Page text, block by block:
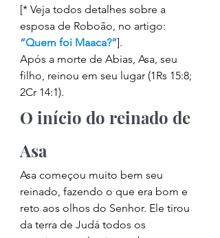
[* Veja todos detalhes sobre a
esposa de Roboão, no artigo:
“Quem foi Maaca?”].
Após a morte de Abias, Asa, seu
filho, reinou em seu lugar (1Rs 15:8;
2Cr 14:1).
O início do reinado de
Asa
Asa começou muito bem seu
reinado, fazendo o que era bom e
reto aos olhos do Senhor. Ele tirou
da terra de Judá todos os